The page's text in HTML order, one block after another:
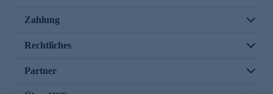
Zahlung
Rechtliches
Partner